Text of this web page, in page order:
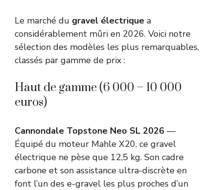
Le marché du gravel électrique a
considérablement mûri en 2026. Voici notre
sélection des modèles les plus remarquables,
classés par gamme de prix :
Haut de gamme (6 000 – 10 000
euros)
Cannondale Topstone Neo SL 2026 —
Équipé du moteur Mahle X20, ce gravel
électrique ne pèse que 12,5 kg. Son cadre
carbone et son assistance ultra-discrète en
font l’un des e-gravel les plus proches d’un